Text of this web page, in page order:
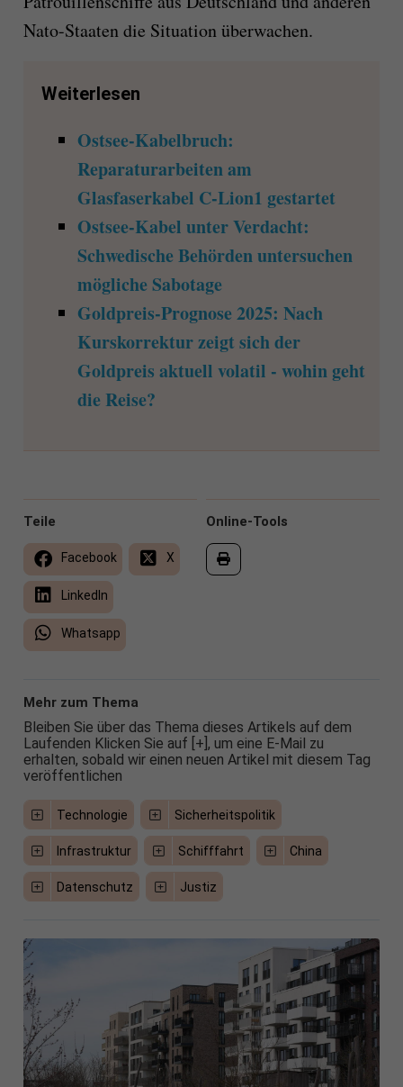
Nato-Staaten die Situation überwachen.
Weiterlesen
Ostsee-Kabelbruch:
Reparaturarbeiten am
Glasfaserkabel C-Lion1 gestartet
Ostsee-Kabel unter Verdacht:
Schwedische Behörden untersuchen
mögliche Sabotage
Goldpreis-Prognose 2025: Nach
Kurskorrektur zeigt sich der
Goldpreis aktuell volatil - wohin geht
die Reise?
Online-Tools
Teile
Facebook X
LinkedIn
Whatsapp
Mehr zum Thema
Bleiben Sie über das Thema dieses Artikels auf dem
Laufenden Klicken Sie auf [+], um eine E-Mail zu
erhalten, sobald wir einen neuen Artikel mit diesem Tag
veröffentlichen
Technologie Sicherheitspolitik
Infrastruktur Schifffahrt China
Datenschutz Justiz